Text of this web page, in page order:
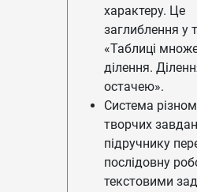
характеру. Це
заглиблення у
«Таблиці
ділення.
остачею».
Система
творчих
підручнику
послідовну
текстовими